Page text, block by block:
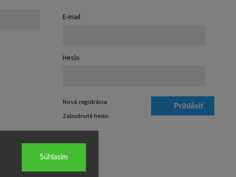
Súhlasím
E-mail
Heslo
Prihlásiť
Nová registrácia
Zabudnuté heslo